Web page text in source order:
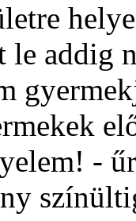
le addig
-